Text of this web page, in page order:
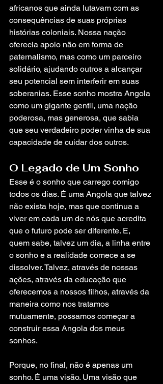
africanos que ainda lutavam com as
consequências de suas próprias
histórias coloniais. Nossa nação
oferecia apoio não em forma de
paternalismo, mas como um parceiro
solidário, ajudando outros a alcançar
seu potencial sem interferir em suas
soberanias. Esse sonho mostra Angola
como um gigante gentil, uma nação
poderosa, mas generosa, que sabia
que seu verdadeiro poder vinha de sua
capacidade de cuidar dos outros.
O Legado de Um Sonho
Esse é o sonho que carrego comigo
todos os dias. É uma Angola que talvez
não exista hoje, mas que continua a
viver em cada um de nós que acredita
que o futuro pode ser diferente. E,
quem sabe, talvez um dia, a linha entre
o sonho e a realidade comece a se
dissolver. Talvez, através de nossas
ações, através da educação que
oferecemos a nossos filhos, através da
maneira como nos tratamos
mutuamente, possamos começar a
construir essa Angola dos meus
sonhos.
Porque, no final, não é apenas um
sonho. É uma visão. Uma visão que